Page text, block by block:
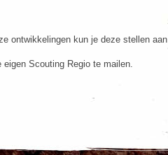
ontwikkelingen kun je deze stellen aan
Scouting Regio te mailen.